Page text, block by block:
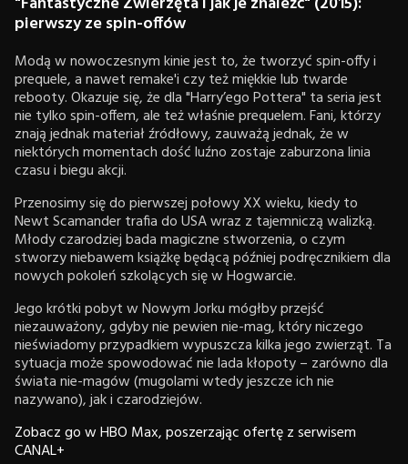
pierwszy ze spin-offów
Modą w nowoczesnym kinie jest to, że tworzyć spin-offy i
prequele, a nawet remake'i czy też miękkie lub twarde
rebooty. Okazuje się, że dla "Harry’ego Pottera" ta seria jest
nie tylko spin-offem, ale też właśnie prequelem. Fani, którzy
znają jednak materiał źródłowy, zauważą jednak, że w
niektórych momentach dość luźno zostaje zaburzona linia
czasu i biegu akcji.
Przenosimy się do pierwszej połowy XX wieku, kiedy to
Newt Scamander trafia do USA wraz z tajemniczą walizką.
Młody czarodziej bada magiczne stworzenia, o czym
stworzy niebawem książkę będącą później podręcznikiem dla
nowych pokoleń szkolących się w Hogwarcie.
Jego krótki pobyt w Nowym Jorku mógłby przejść
niezauważony, gdyby nie pewien nie-mag, który niczego
nieświadomy przypadkiem wypuszcza kilka jego zwierząt. Ta
sytuacja może spowodować nie lada kłopoty – zarówno dla
świata nie-magów (mugolami wtedy jeszcze ich nie
nazywano), jak i czarodziejów.
Zobacz go w HBO Max, poszerzając ofertę z serwisem
CANAL+